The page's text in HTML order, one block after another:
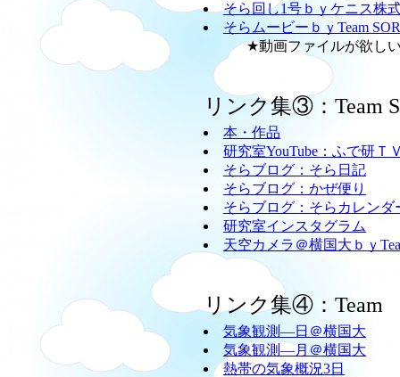
そら回し1号ｂｙケニス株
そらムービーｂｙTeam
★動画ファイルが欲しい
リンク集③：Team
本・作品
研究室YouTube：ふで研Ｔ
そらブログ：そら日記
そらブログ：かぜ便り
そらブログ：そらカレンダ
研究室インスタグラム
天空カメラ＠横国大ｂｙ
リンク集④：
気象観測―日＠横国大
気象観測―月＠横国大
熱帯の気象概況3日